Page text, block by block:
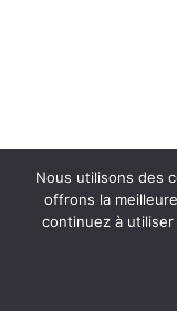
Copyright ©
Nous utilisons des
offrons la
continuez à